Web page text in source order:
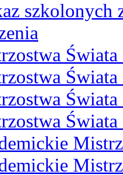
szkolonych